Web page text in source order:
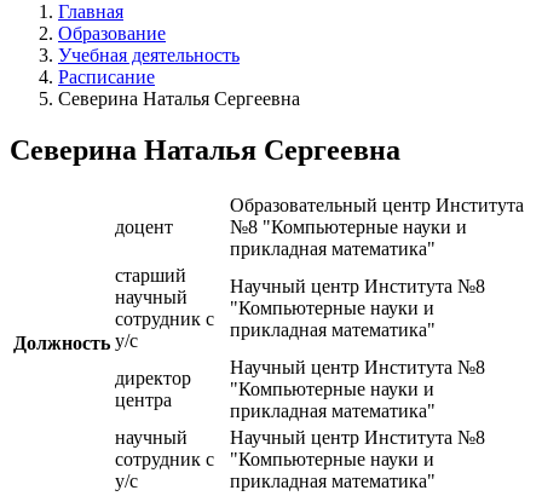
Главная
Образование
Учебная деятельность
Расписание
Северина Наталья Сергеевна
Северина Наталья Сергеевна
Должность
доцент
Образовательный центр Института
№8 "Компьютерные науки и
прикладная математика"
старший
научный
сотрудник с
у/с
Научный центр Института №8
"Компьютерные науки и
прикладная математика"
директор
центра
Научный центр Института №8
"Компьютерные науки и
прикладная математика"
научный
сотрудник с
у/с
Научный центр Института №8
"Компьютерные науки и
прикладная математика"